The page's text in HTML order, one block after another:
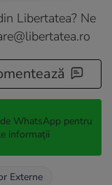
Libertatea? Ne
WhatsApp pentru
informații
Externe